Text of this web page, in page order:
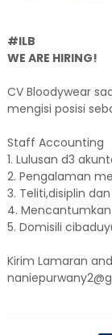
#ILB
WE ARE HIRING!
CV Bloodywear
mengisi posisi
Staff Accounting
1. Lulusan d3
2. Pengalaman
3. Teliti,disiplin
4.
5. Domisili
Kirim Lamaran